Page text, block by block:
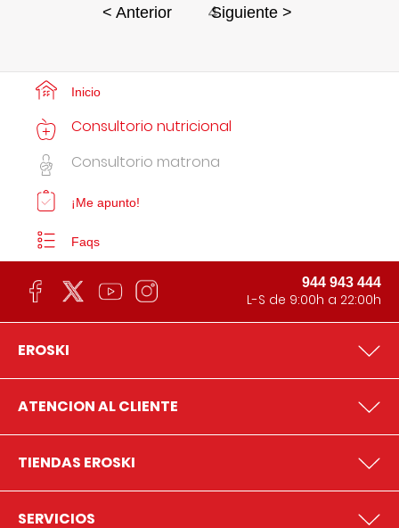
< Anterior 4
Siguiente >
Inicio
Consultorio nutricional
Consultorio matrona
¡Me apunto!
Faqs
944 943 444
L-S de 9:00h a 22:00h
EROSKI
ATENCION AL CLIENTE
TIENDAS EROSKI
SERVICIOS